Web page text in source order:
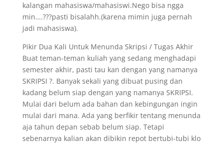
kalangan mahasiswa/mahasiswi.Nego bisa ngga
min….???pasti bisalahh.(karena mimin juga pernah
jadi mahasiswa).
Pikir Dua Kali Untuk Menunda Skripsi / Tugas Akhir
Buat teman-teman kuliah yang sedang menghadapi
semester akhir, pasti tau kan dengan yang namanya
SKRIPSI ?. Banyak sekali yang dibuat pusing dan
kadang belum siap dengan yang namanya SKRIPSI.
Mulai dari belum ada bahan dan kebingungan ingin
mulai dari mana. Ada yang berfikir tentang menunda
aja tahun depan sebab belum siap. Tetapi
sebenarnya kalian akan dibikin repot bertubi-tubi klo